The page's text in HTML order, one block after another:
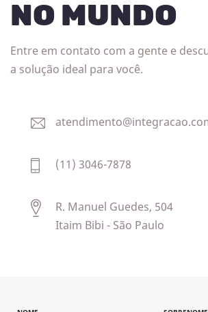
NO MUNDO
Entre em contato com a gente e
a solução ideal para você.
(11) 3046-7878
R. Manuel Guedes, 504
Itaim Bibi - São Paulo